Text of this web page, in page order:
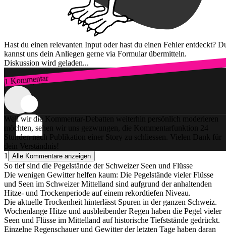
Hast du einen relevanten Input oder hast du einen Fehler entdeckt?
kannst uns dein Anliegen gerne via Formular übermitteln.
Diskussion wird geladen...
1 Kommentar
Zum Login
Weil wir die Kommentar-Debatten weiterhin persönlich moderieren
möchten, sehen wir uns gezwungen, die Kommentarfunktion 24
Stunden nach Publikation einer Story zu schliessen. Vielen Dank für
dein Verständnis!
1
Alle Kommentare anzeigen
So tief sind die Pegelstände der Schweizer Seen und Flüsse
Die wenigen Gewitter helfen kaum: Die Pegelstände vieler Flüsse
und Seen im Schweizer Mittelland sind aufgrund der anhaltenden
Hitze- und Trockenperiode auf einem rekordtiefen Niveau.
Die aktuelle Trockenheit hinterlässt Spuren in der ganzen Schweiz.
Wochenlange Hitze und ausbleibender Regen haben die Pegel vieler
Seen und Flüsse im Mittelland auf historische Tiefststände gedrückt.
Einzelne Regenschauer und Gewitter der letzten Tage haben daran